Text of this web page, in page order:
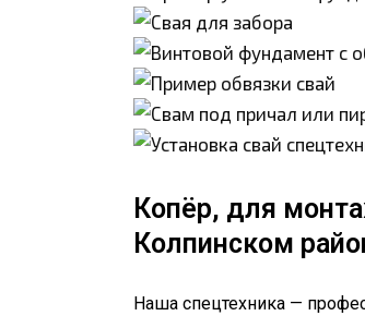
Копёр, для
Колпинском
Наша спецтехника —